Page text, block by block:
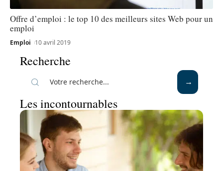
Offre d’emploi : le top 10 des meilleurs sites Web pour un
emploi
Emploi 10 avril 2019
Recherche
Les incontournables